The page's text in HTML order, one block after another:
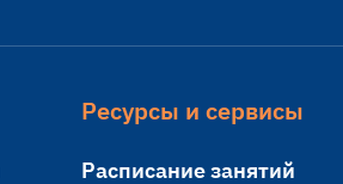
Ресурсы и сервисы
Расписание занятий